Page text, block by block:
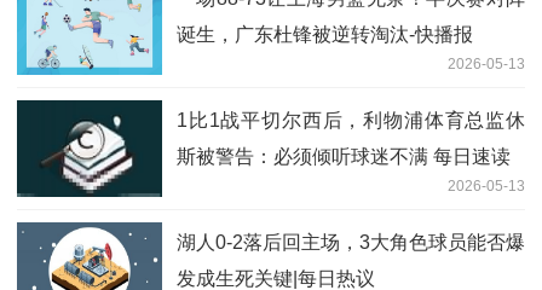
诞生，广东杜锋被逆转淘汰-快播报
2026-05-13
1比1战平切尔西后，利物浦体育总监休
斯被警告：必须倾听球迷不满 每日速读
2026-05-13
湖人0-2落后回主场，3大角色球员能否爆
发成生死关键|每日热议